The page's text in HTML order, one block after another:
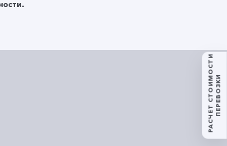
РАСЧЕТ СТОИМОСТИПЕРЕВОЗКИ